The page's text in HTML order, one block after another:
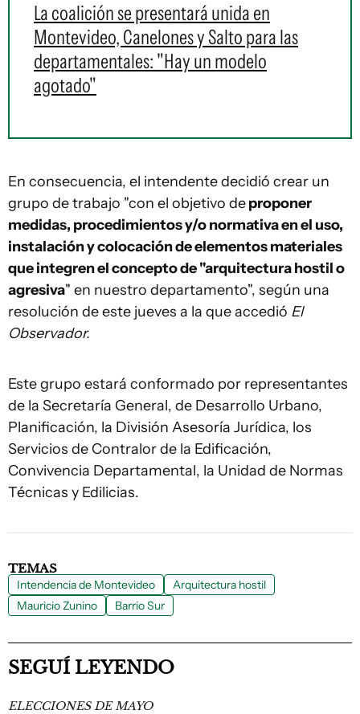
La coalición se presentará unida en
Montevideo, Canelones y Salto para las
departamentales: "Hay un modelo
agotado"
En consecuencia, el intendente decidió crear un
grupo de trabajo "con el objetivo deproponer
medidas, procedimientos y/o normativa en el uso,
instalación y colocación de elementos materiales
que integren el concepto de "arquitectura hostil o
agresiva" en nuestro departamento", según una
resolución de este jueves a la que accedió El
Observador.
Este grupo estará conformado por representantes
de la Secretaría General, de Desarrollo Urbano,
Planificación, la División Asesoría Jurídica, los
Servicios de Contralor de la Edificación,
Convivencia Departamental, la Unidad de Normas
Técnicas y Edilicias.
TEMAS
Intendencia de Montevideo
Arquitectura hostil
Mauricio Zunino
Barrio Sur
SEGUÍ LEYENDO
ELECCIONES DE MAYO